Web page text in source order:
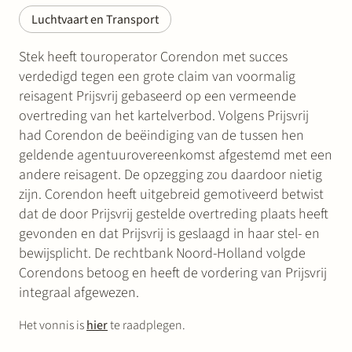
Luchtvaart en Transport
Stek heeft touroperator Corendon met succes
verdedigd tegen een grote claim van voormalig
reisagent Prijsvrij gebaseerd op een vermeende
overtreding van het kartelverbod. Volgens Prijsvrij
had Corendon de beëindiging van de tussen hen
geldende agentuurovereenkomst afgestemd met een
andere reisagent. De opzegging zou daardoor nietig
zijn. Corendon heeft uitgebreid gemotiveerd betwist
dat de door Prijsvrij gestelde overtreding plaats heeft
gevonden en dat Prijsvrij is geslaagd in haar stel- en
bewijsplicht. De rechtbank Noord-Holland volgde
Corendons betoog en heeft de vordering van Prijsvrij
integraal afgewezen.
Het vonnis ishierte raadplegen.